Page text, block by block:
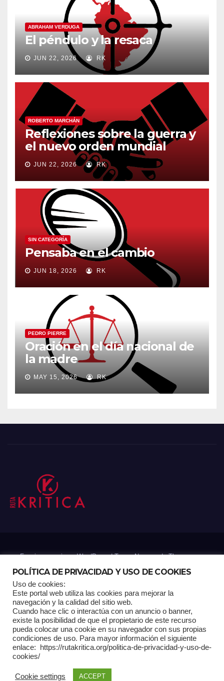
ABRAHAM VERDUGA
El péndulo y la resaca
JUN 22, 2026 RK
ROBERTO MARCHÁN
Reflexiones sobre la guerra y
el nuevo orden mundial
JUN 22, 2026 RK
SIN CATEGORÍA
Pensaba en el cambio
JUN 18, 2026 RK
PEDRO PIERRE
Oración en el día nacional de
la madre
MAY 15, 2026 RK
Funciona gracias a WordPress|Tema: Newsup deThemeansar
Home Análisis Carrito RK Contactos Documental Gracias !
Multimedia Página de ejemplo Pagina Principal Pago
POLÍTICA DE PRIVACIDAD Y USO DE COOKIES
Uso de cookies:
Este portal web utiliza las cookies para mejorar la
navegación y la calidad del sitio web.
Cuando hace clic o interactúa con un anuncio o banner,
existe la posibilidad de que el propietario de este recurso
pueda colocar una cookie en su navegador con sus propias
condiciones de uso. Para mayor información el siguiente
enlace: https://rutakritica.org/politica-de-privacidad-y-uso-de-
cookies/
Cookie settings ACCEPT